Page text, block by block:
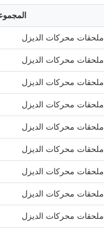
ملحقات محركات الديزل
ملحقات محركات الديزل
ملحقات محركات الديزل
ملحقات محركات الديزل
ملحقات محركات الديزل
ملحقات محركات الديزل
ملحقات محركات الديزل
ملحقات محركات الديزل
ملحقات محركات الديزل